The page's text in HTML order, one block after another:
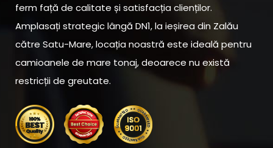
ferm față de calitate și satisfacția clienților.
Amplasați strategic lângă DN1, la ieșirea din Zalău
către Satu-Mare, locația noastră este ideală pentru
camioanele de mare tonaj, deoarece nu există
restricții de greutate.